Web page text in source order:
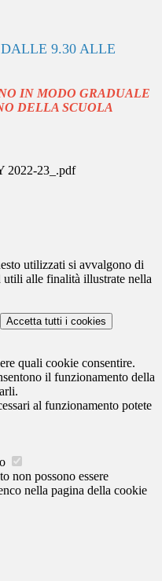
9.30 ALLE
IN MODO GRADUALE
DELLA SCUOLA
2022-23_.pdf
utilizzati si avvalgono di
utili alle finalità illustrate nella
Accetta tutti i cookies
quali cookie consentire.
il funzionamento della
al funzionamento potete
non possono essere
nella pagina della cookie